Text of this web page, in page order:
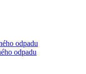
odpadu
odpadu